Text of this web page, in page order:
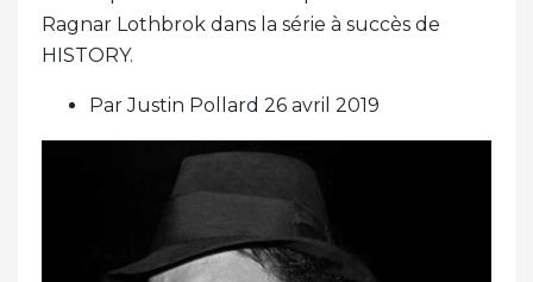
Ragnar Lothbrok dans la série à succès de
HISTORY.
Par Justin Pollard 26 avril 2019